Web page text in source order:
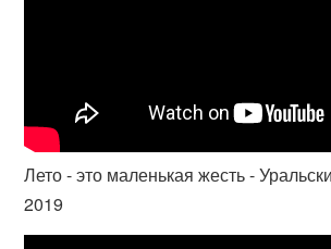
Лето - это маленькая жесть -
2019